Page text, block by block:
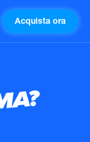
Acquista ora